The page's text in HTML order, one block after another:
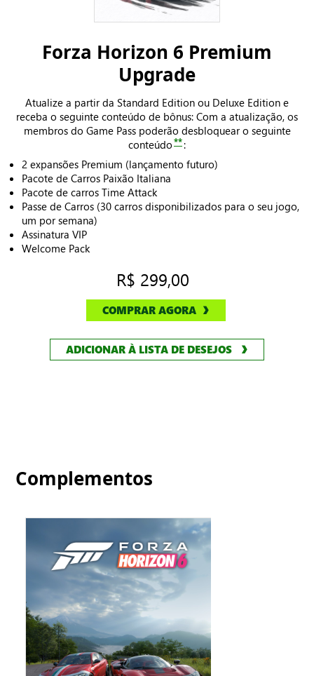
Forza Horizon 6 Premium
Upgrade
Atualize a partir da Standard Edition ou Deluxe Edition e
receba o seguinte conteúdo de bônus: Com a atualização, os
membros do Game Pass poderão desbloquear o seguinte
conteúdo ** :
2 expansões Premium (lançamento futuro)
Pacote de Carros Paixão Italiana
Pacote de carros Time Attack
Passe de Carros (30 carros disponibilizados para o seu jogo,
um por semana)
Assinatura VIP
Welcome Pack
R$ 299,00
COMPRAR AGORA
ADICIONAR À LISTA DE DESEJOS
Complementos